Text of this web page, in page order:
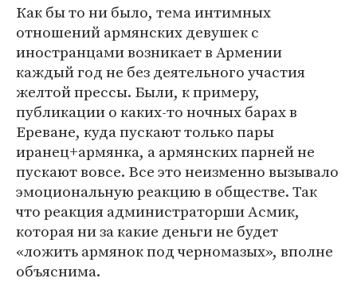
Как бы то ни было, тема интимных
отношений армянских девушек с
иностранцами возникает в Армении
каждый год не без деятельного участия
желтой прессы. Были, к примеру,
публикации о каких-то ночных барах в
Ереване, куда пускают только пары
иранец+армянка, а армянских парней не
пускают вовсе. Все это неизменно вызывало
эмоциональную реакцию в обществе. Так
что реакция администраторши Асмик,
которая ни за какие деньги не будет
«ложить армянок под черномазых», вполне
объяснима.